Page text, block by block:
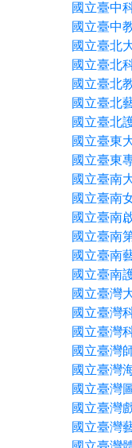
國立臺中
國立臺中
國立臺北
國立臺北
國立臺北
國立臺北
國立臺北
國立臺東
國立臺東
國立臺南
國立臺南
國立臺南
國立臺南
國立臺南
國立臺南
國立臺灣
國立臺灣
國立臺灣
國立臺灣
國立臺灣
國立臺灣
國立臺灣
國立臺灣